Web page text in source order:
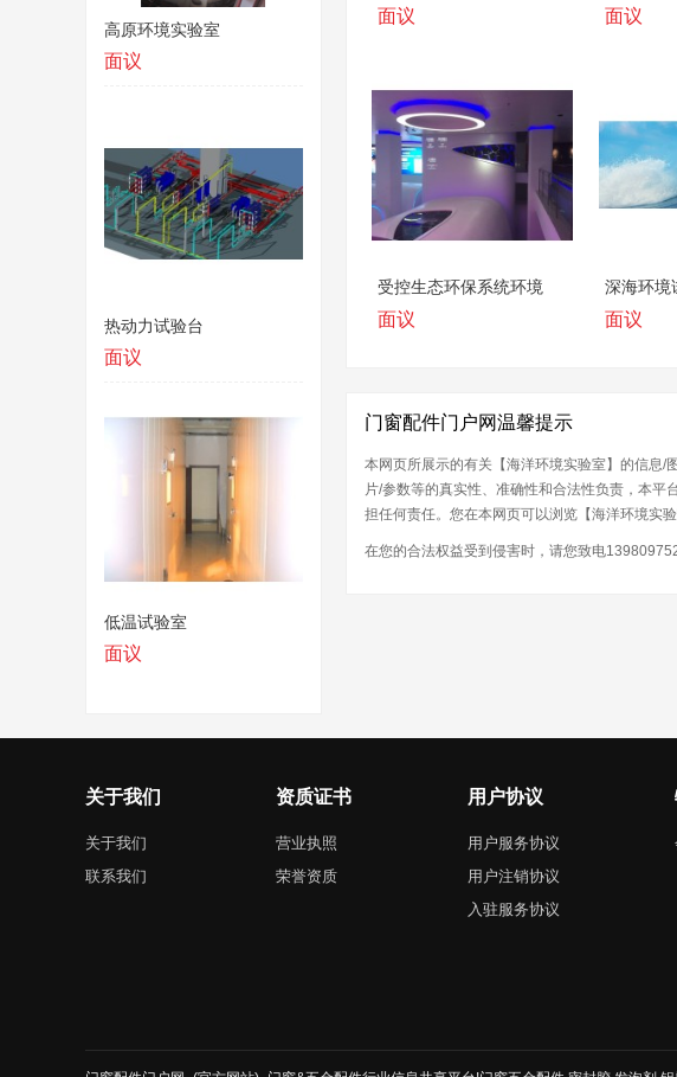
高原环境实验室
面议
热动力试验台
面议
低温试验室
面议
面议 面议
受控生态环保系统环境
面议
深海环境
面议
门窗配件门户网温馨提示
本网页所展示的有关【海洋环境实验室】的信息/
片/参数等的真实性、准确性和合法性负责，本
担任何责任。您在本网页可以浏览【海洋环境实
在您的合法权益受到侵害时，请您致电
关于我们
关于我们
联系我们
资质证书
营业执照
荣誉资质
用户协议
用户服务协议
用户注销协议
入驻服务协议